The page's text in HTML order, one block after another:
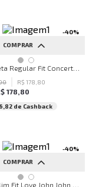
-40%
COMPRAR
P M G
R$ 178 80
178 80
de Cashback
-40%
COMPRAR
P M G GG